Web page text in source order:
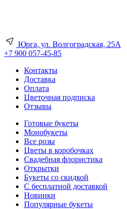
Юрга, ул. Волгоградская, 25А
+7 900 057-45-85
Контакты
Доставка
Оплата
Цветочная подписка
Отзывы
Готовые букеты
Монобукеты
Все розы
Цветы в коробочках
Свадебная флористика
Открытки
Букеты со скидкой
С бесплатной доставкой
Новинки
Популярные букеты